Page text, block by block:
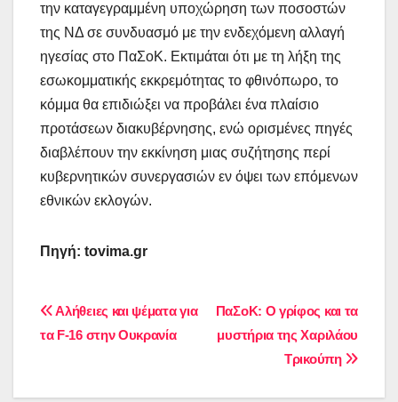
την καταγεγραμμένη υποχώρηση των ποσοστών
της ΝΔ σε συνδυασμό με την ενδεχόμενη αλλαγή
ηγεσίας στο ΠαΣοΚ. Εκτιμάται ότι με τη λήξη της
εσωκομματικής εκκρεμότητας το φθινόπωρο, το
κόμμα θα επιδιώξει να προβάλει ένα πλαίσιο
προτάσεων διακυβέρνησης, ενώ ορισμένες πηγές
διαβλέπουν την εκκίνηση μιας συζήτησης περί
κυβερνητικών συνεργασιών εν όψει των επόμενων
εθνικών εκλογών.
Πηγή: tovima.gr
Πλοήγηση
άρθρων
ΠαΣοΚ: Ο γρίφος και τα
μυστήρια της Χαριλάου
Τρικούπη
Αλήθειες και ψέματα για
τα F-16 στην Ουκρανία